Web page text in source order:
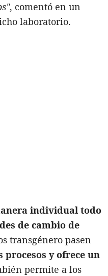
, comentó en un
laboratorio.
individual todo
de cambio de
transgénero pasen
y ofrece un
permite a los